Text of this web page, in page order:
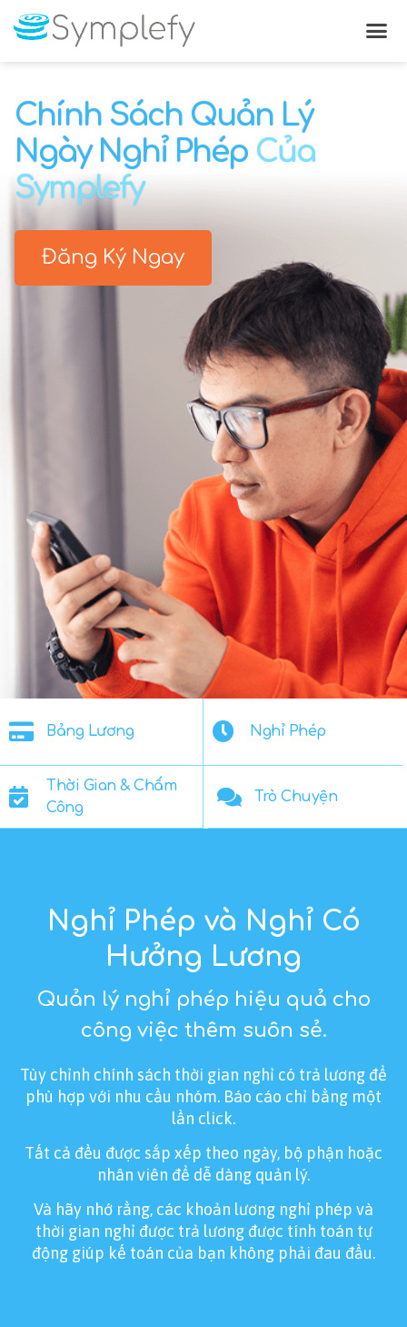
Chính Sách Quản Lý
Ngày Nghỉ Phép Của
Symplefy
Đăng Ký Ngay
Bảng Lương Nghỉ Phép
Thời Gian & Chấm
Công
Trò Chuyện
Nghỉ Phép và Nghỉ Có
Hưởng Lương
Quản lý nghỉ phép hiệu quả cho
công việc thêm suôn sẻ.
Tùy chỉnh chính sách thời gian nghỉ có trả lương để
phù hợp với nhu cầu nhóm. Báo cáo chỉ bằng một
lần click.
Tất cả đều được sắp xếp theo ngày, bộ phận hoặc
nhân viên để dễ dàng quản lý.
Và hãy nhớ rằng, các khoản lương nghỉ phép và
thời gian nghỉ được trả lương được tính toán tự
động giúp kế toán của bạn không phải đau đầu.